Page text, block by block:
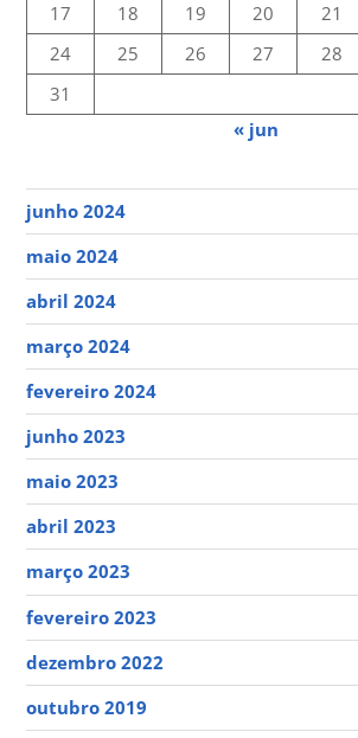
17
18 19 20 21
24
25 26 27 28
31
« jun
junho 2024
maio 2024
abril 2024
março 2024
fevereiro 2024
junho 2023
maio 2023
abril 2023
março 2023
fevereiro 2023
dezembro 2022
outubro 2019